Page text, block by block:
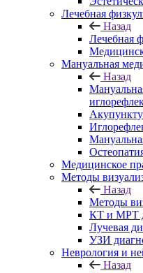
Лечебная
Назад
Лечебная
Мануальная
Назад
Медицинское
Методы
Назад
Методы
КТ и МРТ
Лучевая
УЗИ
Неврология и
Назад